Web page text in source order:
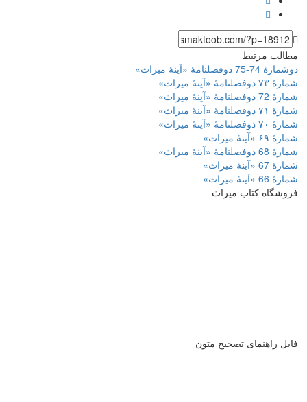
مطالب مرتبط
دوشمارۀ 74-75 دوفصلنامۀ «آینۀ میراث»
شمارۀ ۷۳ دوفصلنامۀ «آینۀ میراث»
شمارۀ 72 دوفصلنامۀ «آینۀ میراث»
شمارۀ ۷۱ دوفصلنامۀ «آینۀ میراث»
شمارۀ ۷۰ دوفصلنامۀ «آینۀ میراث»
شمارۀ ۶۹ «آینۀ میراث»
شمارۀ 68 دوفصلنامۀ «آینۀ میراث»
شمارۀ 67 «آینۀ میراث»
شمارۀ 66 «آینۀ میراث»
فروشگاه کتاب میراث
فایل راهنمای تصحیح متون